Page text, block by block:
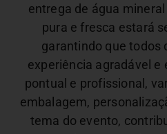
entrega de água
pura e fresca estará
garantindo que todos
experiência agradável e
pontual e profissional,
embalagem,
tema do evento,